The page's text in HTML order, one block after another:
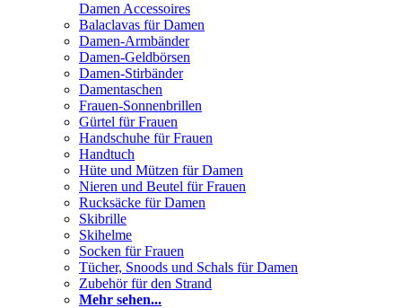
Damen Accessoires
Balaclavas für Damen
Damen-Armbänder
Damen-Geldbörsen
Damen-Stirbänder
Damentaschen
Frauen-Sonnenbrillen
Gürtel für Frauen
Handschuhe für Frauen
Handtuch
Hüte und Mützen für Damen
Nieren und Beutel für Frauen
Rucksäcke für Damen
Skibrille
Skihelme
Socken für Frauen
Tücher, Snoods und Schals für Damen
Zubehör für den Strand
Mehr sehen...